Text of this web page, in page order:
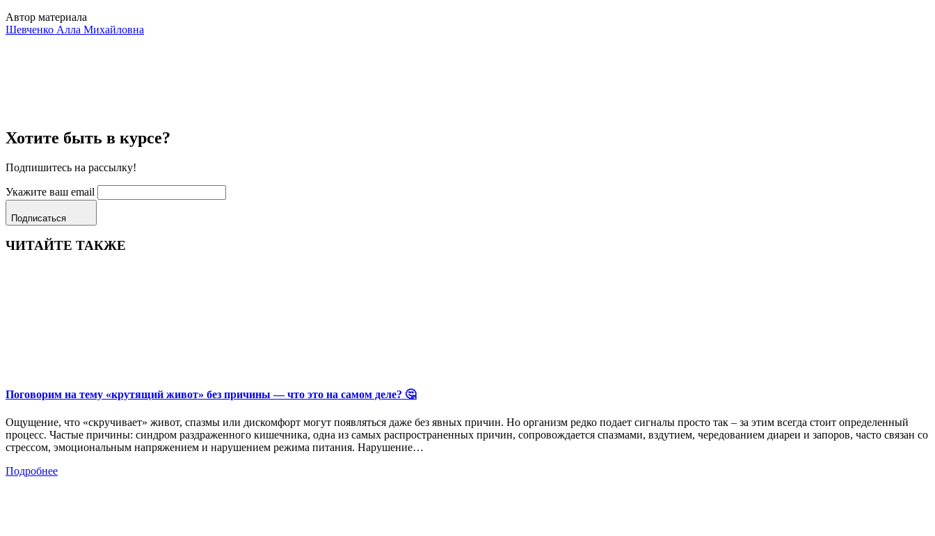
Автор материала
Шевченко Алла Михайловна
Хотите быть в курсе?
Подпишитесь на рассылку!
Укажите ваш email
Подписаться
ЧИТАЙТЕ ТАКЖЕ
Поговорим на тему «крутящий живот» без причины — что это на самом деле? 🤔
Ощущение, что «скручивает» живот, спазмы или дискомфорт могут появляться даже без явных причин. Но организм редко подает сигналы просто так – за этим всегда стоит определенный
процесс. Частые причины: синдром раздраженного кишечника, одна из самых распространенных причин, сопровождается спазмами, вздутием, чередованием диареи и запоров, часто связан со
стрессом, эмоциональным напряжением и нарушением режима питания. Нарушение…
Подробнее